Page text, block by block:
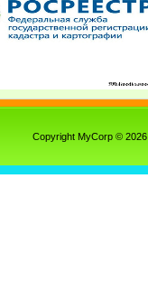
Copyright MyCorp © 2026